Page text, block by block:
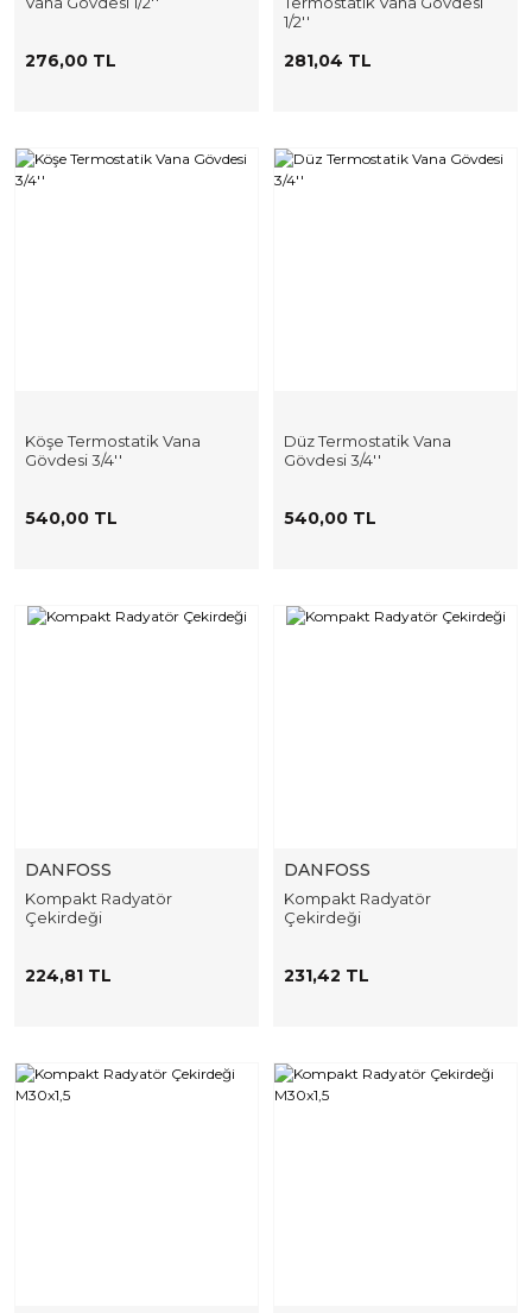
276,00 TL
1/2''
281,04 TL
Köşe Termostatik Vana
Gövdesi 3/4''
540,00 TL
Düz Termostatik Vana
Gövdesi 3/4''
540,00 TL
DANFOSS
Kompakt Radyatör
Çekirdeği
224,81 TL
DANFOSS
Kompakt Radyatör
Çekirdeği
231,42 TL